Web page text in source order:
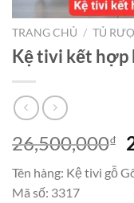
TRANG CHỦ / TỦ
Kệ tivi kết hợp
26,500,000₫
Tên hàng: Kệ tivi gỗ
Mã số: 3317